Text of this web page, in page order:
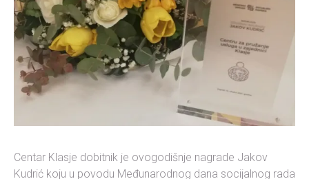
Centar Klasje dobitnik je ovogodišnje nagrade Jakov
Kudrić koju u povodu Međunarodnog dana socijalnog rada